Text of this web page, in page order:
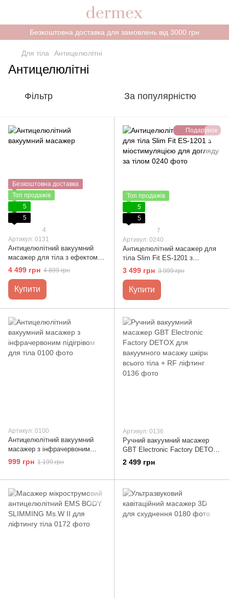
Безкоштовна доставка для замовлень від 3000 грн
Для тіла Антицелюлітні
Антицелюлітні
Фільтр За популярністю
Безкоштовна доставка
Топ продажів
5
5
4
Артикул: 0131
Антицелюлітний вакуумний
масажер для тіла з ефектом
ліфтингу та схуднення
4 499 грн 4 899 грн
Купити
Подарунок
Топ продажів
5
5
7
Артикул: 0240
Антицелюлітний масажер для
тіла Slim Fit ES-1201 з
міостимуляцією для догляду
за тілом
3 499 грн 3 999 грн
Купити
Артикул: 0100
Антицелюлітний вакуумний
масажер з інфрачервоним
підігрівом для тіла
999 грн 1 199 грн
Артикул: 0136
Ручний вакуумний масажер
GBT Electronic Factory DETOX
для вакуумного масажу шкіри
всього тіла + RF ліфтинг
2 499 грн